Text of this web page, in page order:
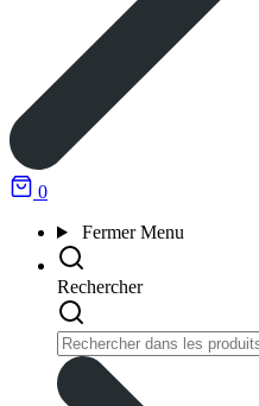
0
Fermer Menu
Rechercher